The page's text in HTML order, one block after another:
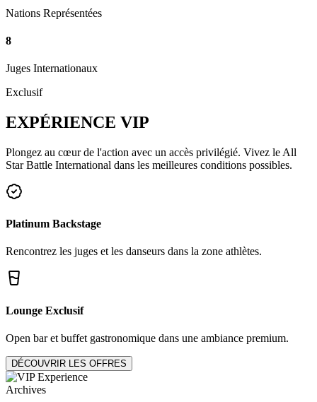
Nations Représentées
8
Juges Internationaux
Exclusif
EXPÉRIENCE VIP
Plongez au cœur de l'action avec un accès privilégié. Vivez le All
Star Battle International dans les meilleures conditions possibles.
Platinum Backstage
Rencontrez les juges et les danseurs dans la zone athlètes.
Lounge Exclusif
Open bar et buffet gastronomique dans une ambiance premium.
DÉCOUVRIR LES OFFRES
Archives